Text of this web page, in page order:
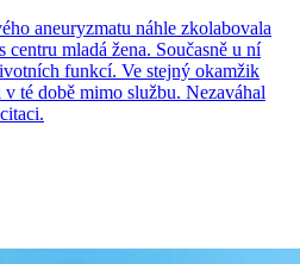
aneuryzmatu náhle zkolabovala
mladá žena. Současně u ní
funkcí. Ve stejný okamžik
té době mimo službu. Nezaváhal